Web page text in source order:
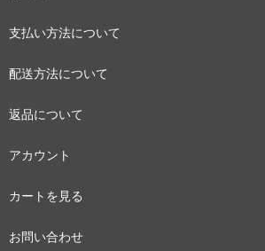
支払い方法について
配送方法について
返品について
アカウント
カートを見る
お問い合わせ